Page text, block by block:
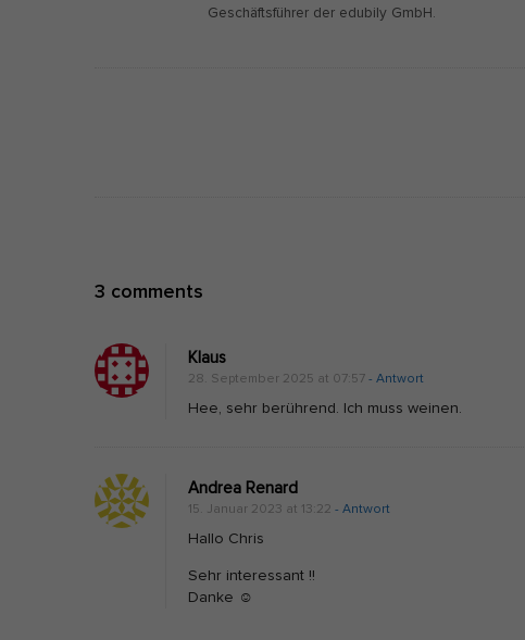
Geschäftsführer der edubily GmbH.
3 comments
V
i
t
i
&
Klaus
28. September 2025 at 07:57 - Antwort
Hee, sehr berührend. Ich muss weinen.
Andrea Renard
15. Januar 2023 at 13:22 - Antwort
Hallo Chris
Sehr interessant !!
Danke ☺️